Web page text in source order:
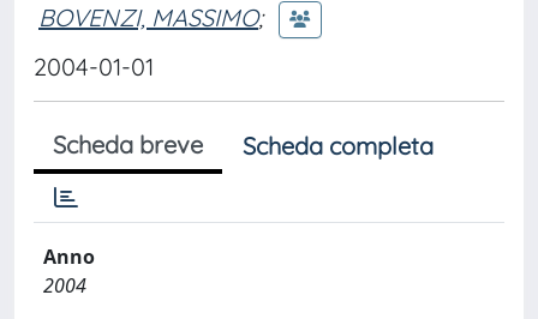
BOVENZI, MASSIMO;
2004-01-01
Scheda breve Scheda completa
Anno
2004